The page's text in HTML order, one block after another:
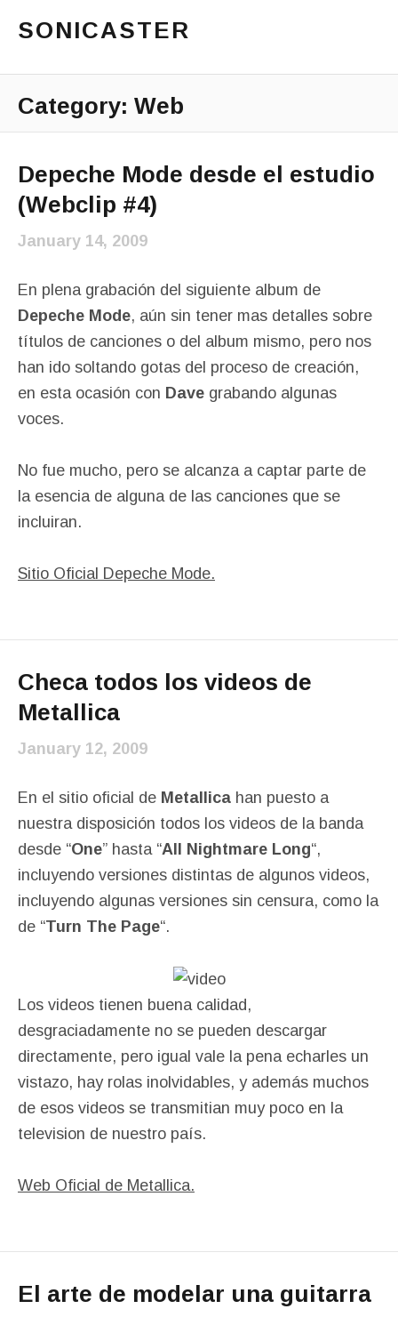
SONICASTER
Main Menu
Category: Web
Depeche Mode desde el estudio
(Webclip #4)
January 14, 2009
En plena grabación del siguiente album de
Depeche Mode, aún sin tener mas detalles sobre
títulos de canciones o del album mismo, pero nos
han ido soltando gotas del proceso de creación,
en esta ocasión con Dave grabando algunas
voces.
No fue mucho, pero se alcanza a captar parte de
la esencia de alguna de las canciones que se
incluiran.
Sitio Oficial Depeche Mode.
Checa todos los videos de
Metallica
January 12, 2009
En el sitio oficial de Metallica han puesto a
nuestra disposición todos los videos de la banda
desde “One” hasta “All Nightmare Long“,
incluyendo versiones distintas de algunos videos,
incluyendo algunas versiones sin censura, como la
de “Turn The Page“.
Los videos tienen buena calidad,
desgraciadamente no se pueden descargar
directamente, pero igual vale la pena echarles un
vistazo, hay rolas inolvidables, y además muchos
de esos videos se transmitian muy poco en la
television de nuestro país.
Web Oficial de Metallica.
El arte de modelar una guitarra